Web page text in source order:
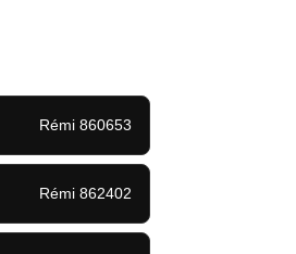
Rémi 860653
Rémi 862402